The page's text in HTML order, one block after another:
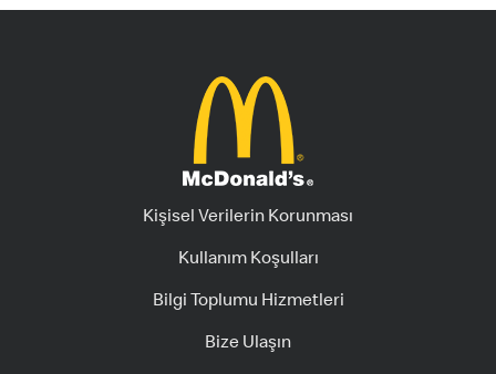
Kişisel Verilerin Korunması
Kullanım Koşulları
Bilgi Toplumu Hizmetleri
Bize Ulaşın